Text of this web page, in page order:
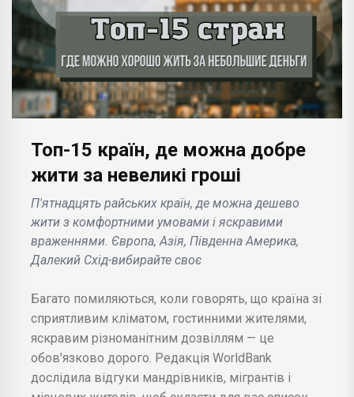
Топ-15 країн, де можна добре
жити за невеликі гроші
П'ятнадцять райських країн, де можна дешево
жити з комфортними умовами і яскравими
враженнями. Європа, Азія, Південна Америка,
Далекий Схід-вибирайте своє
Багато помиляються, коли говорять, що країна зі
сприятливим кліматом, гостинними жителями,
яскравим різноманітним дозвіллям — це
обов'язково дорого. Редакція WorldBank
дослідила відгуки мандрівників, мігрантів і